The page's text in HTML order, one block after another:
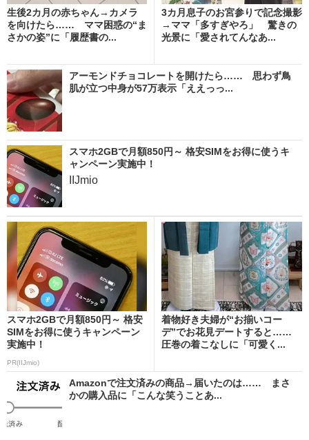
生後2カ月の赤ちゃん→カメラ
を向けたら…… ママ困惑の“ま
さかの姿”に「履歴書の...
3カ月息子のお宮参りで記念撮影
→ママ「多すぎやろ」 驚きの
光景に「愛されてんなあ...
アーモンドチョコレートを開けたら…… 思わず鳥
肌が立つ中身が57万表示「ええっっ...
スマホ2GBで月額850円～ 格安SIMをお得に使うキ
ャンペーン実施中！
IIJmio
スマホ2GBで月額850円～ 格安
SIMをお得に使うキャンペーン
実施中！
PR(IIJmio)
着物好き夫婦が“お揃いコー
デ”でお花見デートすると……
圧巻の着こなしに「可愛く...
Amazonで注文済みの商品→届いたのは…… まさ
かの購入品に「こんな笑うことあ...